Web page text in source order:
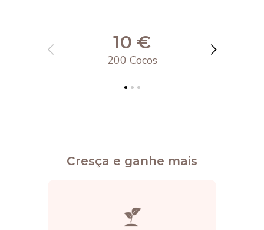
10 €
200 Cocos
Cresça e ganhe mais